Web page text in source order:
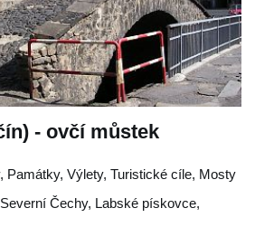
- ovčí můstek
Památky, Výlety, Turistické cíle, Mosty
Severní Čechy, Labské pískovce,